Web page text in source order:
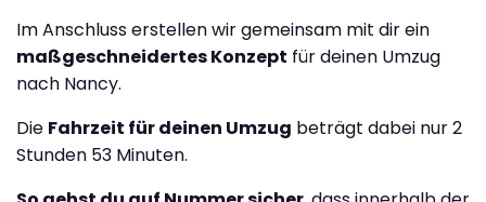
Im Anschluss erstellen wir gemeinsam mit dir ein
maßgeschneidertes Konzept für deinen Umzug
nach Nancy.
Die Fahrzeit für deinen Umzug beträgt dabei nur 2
Stunden 53 Minuten.